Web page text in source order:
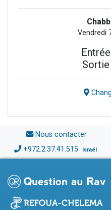
Vendredi
Sortie
Nous contacter
+972.2.37.41.515 Israël